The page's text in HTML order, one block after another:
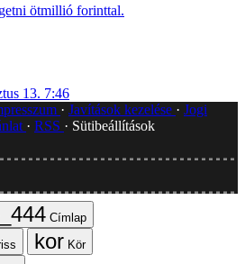
ötmillió forinttal.
13. 7:46
Javítások kezelése
Jogi
RSS
Sütibeállítások
Címlap
Kör